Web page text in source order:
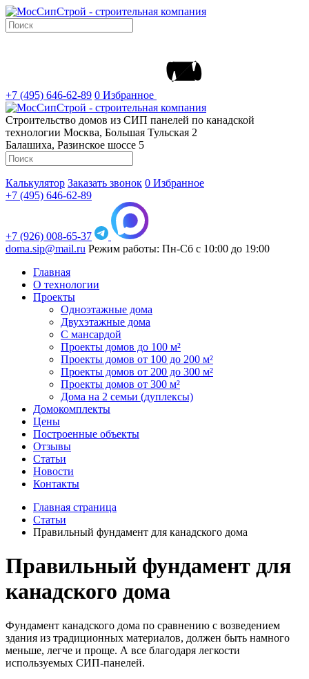
+7 (495) 646-62-89 0 Избранное
Строительство домов из СИП панелей по канадской
технологии Москва, Большая Тульская 2
Балашиха, Разинское шоссе 5
Калькулятор Заказать звонок 0 Избранное
+7 (495) 646-62-89
+7 (926) 008-65-37
doma.sip@mail.ru Режим работы: Пн-Сб с 10:00 до 19:00
Главная
О технологии
Проекты
Одноэтажные дома
Двухэтажные дома
С мансардой
Проекты домов до 100 м²
Проекты домов от 100 до 200 м²
Проекты домов от 200 до 300 м²
Проекты домов от 300 м²
Дома на 2 семьи (дуплексы)
Домокомплекты
Цены
Построенные объекты
Отзывы
Статьи
Новости
Контакты
Главная страница
Статьи
Правильный фундамент для канадского дома
Правильный фундамент для
канадского дома
Фундамент канадского дома по сравнению с возведением
здания из традиционных материалов, должен быть намного
меньше, легче и проще. А все благодаря легкости
используемых СИП-панелей.